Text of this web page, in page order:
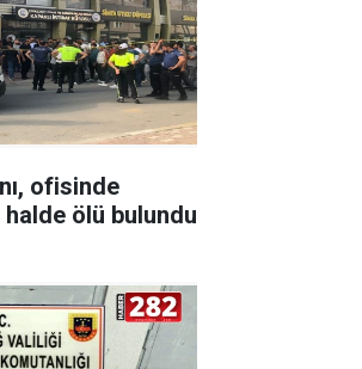
ofisinde
halde ölü bulundu